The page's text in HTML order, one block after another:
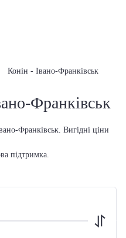
Конін - Івано-Франківськ
Франківськ
Франківськ. Вигідні ціни
підтримка.